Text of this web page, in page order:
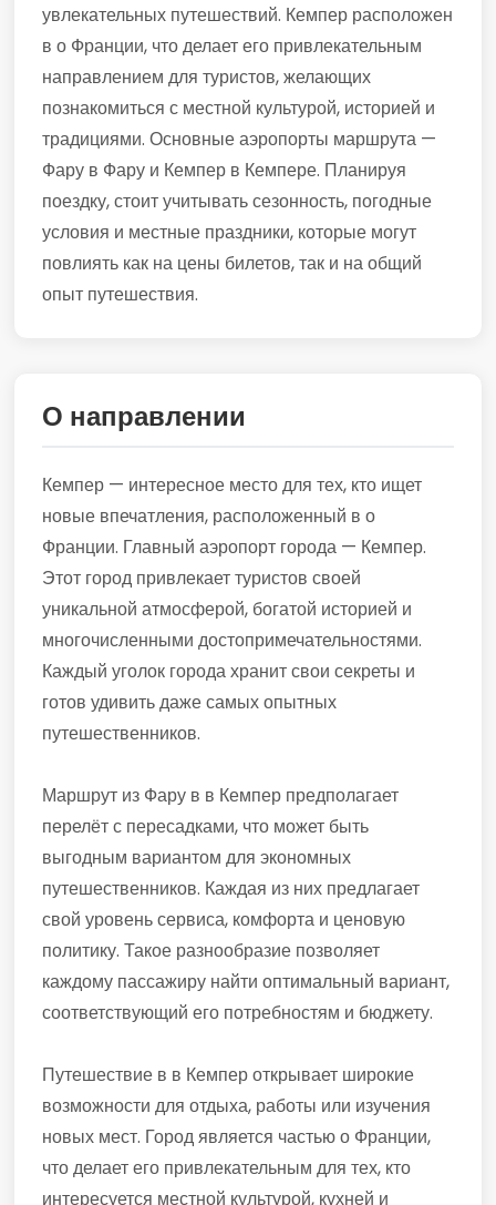
увлекательных путешествий. Кемпер расположен
в о Франции, что делает его привлекательным
направлением для туристов, желающих
познакомиться с местной культурой, историей и
традициями. Основные аэропорты маршрута —
Фару в Фару и Кемпер в Кемпере. Планируя
поездку, стоит учитывать сезонность, погодные
условия и местные праздники, которые могут
повлиять как на цены билетов, так и на общий
опыт путешествия.
О направлении
Кемпер — интересное место для тех, кто ищет
новые впечатления, расположенный в о
Франции. Главный аэропорт города — Кемпер.
Этот город привлекает туристов своей
уникальной атмосферой, богатой историей и
многочисленными достопримечательностями.
Каждый уголок города хранит свои секреты и
готов удивить даже самых опытных
путешественников.
Маршрут из Фару в в Кемпер предполагает
перелёт с пересадками, что может быть
выгодным вариантом для экономных
путешественников. Каждая из них предлагает
свой уровень сервиса, комфорта и ценовую
политику. Такое разнообразие позволяет
каждому пассажиру найти оптимальный вариант,
соответствующий его потребностям и бюджету.
Путешествие в в Кемпер открывает широкие
возможности для отдыха, работы или изучения
новых мест. Город является частью о Франции,
что делает его привлекательным для тех, кто
интересуется местной культурой, кухней и